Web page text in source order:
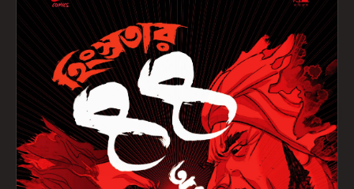
🍪 সাইটটি চালু রাখতে কিছু প্রয়োজনীয় কুকি ব্যবহার হয়। আপনি রাজি থাকলে আমরা বিজ্ঞাপন ও
পরিসংখ্যানের কুকিও ব্যবহার করব, যাতে বুঝতে পারি কোন বই আপনাদের কাজে লাগছে।প্রাইভেসি নীতি
শুধু প্রয়োজনীয় সব ঠিক আছে
সাহায্য?